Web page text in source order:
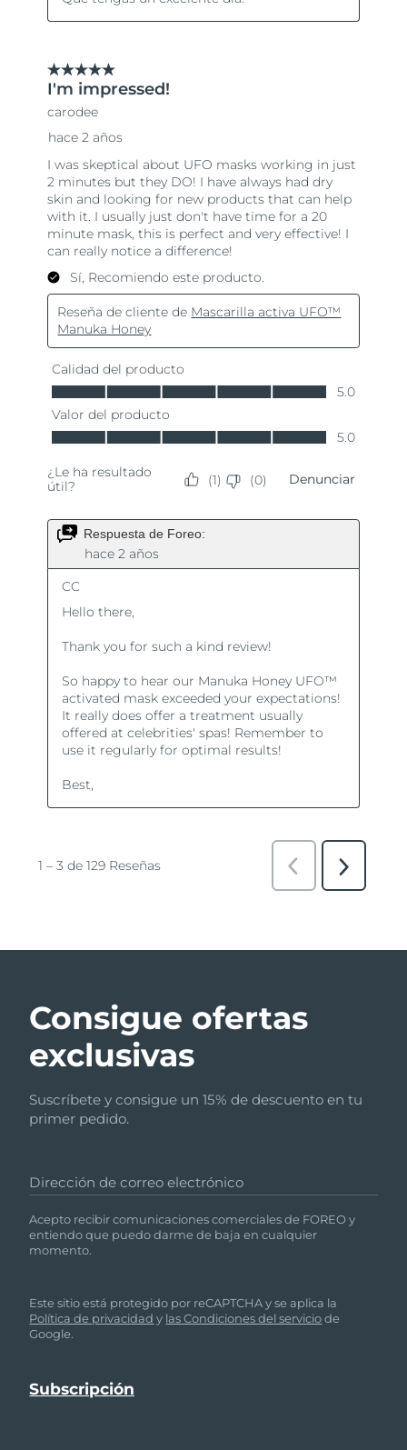
Consigue ofertas
exclusivas
Suscríbete y consigue un 15% de descuento en tu
primer pedido.
Dirección de correo electrónico
Acepto recibir comunicaciones comerciales de FOREO y
entiendo que puedo darme de baja en cualquier
momento.
Este sitio está protegido por reCAPTCHA y se aplica la
Política de privacidad y las Condiciones del serviciode
Google.